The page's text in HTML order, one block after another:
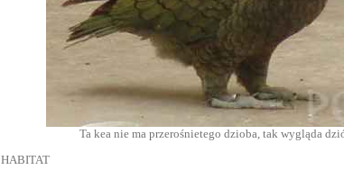
Ta kea nie ma przerośnietego dzioba, tak wygląda
HABITAT